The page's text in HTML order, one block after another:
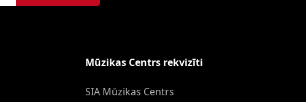
Mūzikas Centrs rekvizīti
SIA Mūzikas Centrs